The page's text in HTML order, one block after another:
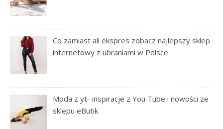
Co zamiast ali ekspres zobacz najlepszy sklep
internetowy z ubraniami w Polsce
Moda z yt- inspiracje z You Tube i nowości ze
sklepu eButik